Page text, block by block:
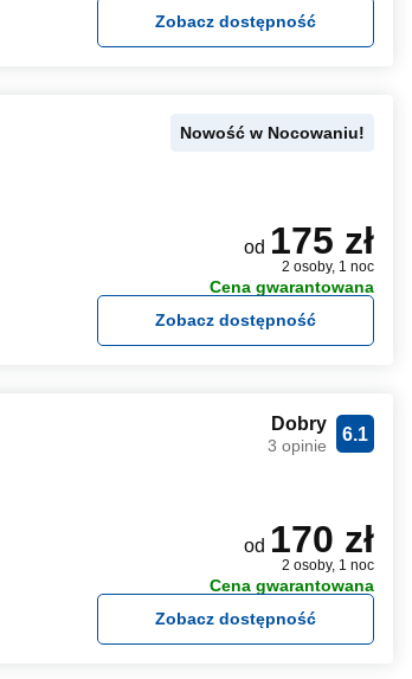
Zobacz dostępność
Nowość w Nocowaniu!
od 175 zł
2 osoby, 1 noc
Cena gwarantowana
Zobacz dostępność
6.1
Dobry
3 opinie
od 170 zł
2 osoby, 1 noc
Cena gwarantowana
Zobacz dostępność